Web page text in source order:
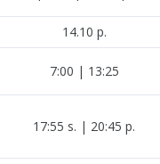
14.10 p.
7:00 | 13:25
17:55 s. | 20:45 p.